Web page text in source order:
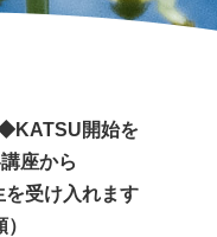
開始を
座から
受け入れます